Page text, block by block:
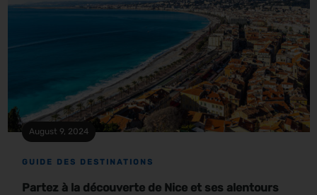
August 9, 2024
GUIDE DES DESTINATIONS
Partez à la découverte de Nice et ses alentours